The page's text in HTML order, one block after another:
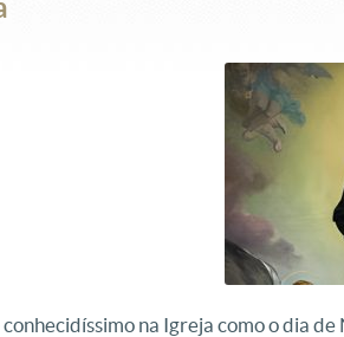
na Igreja como o dia